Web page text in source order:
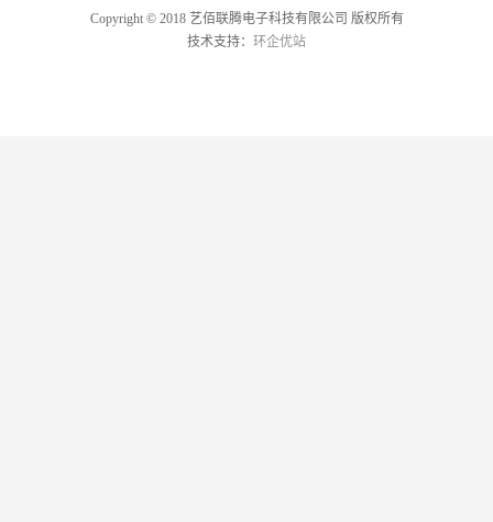
Copyright © 2018 艺佰联腾电子科技有限公司 版权所有
技术支持： 环企优站